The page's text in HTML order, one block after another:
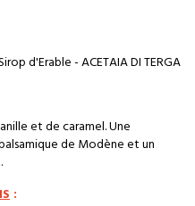
d'Erable - ACETAIA DI TERGA
et de caramel. Une
de Modène et un
: